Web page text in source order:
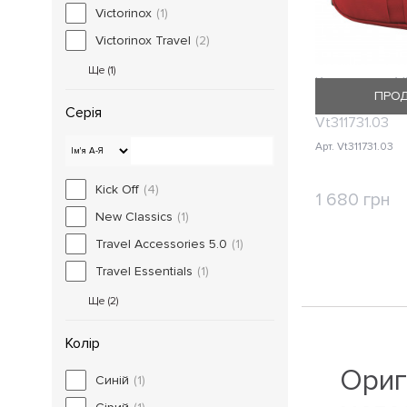
Victorinox (1)
Victorinox Travel (2)
Ще (1)
Серія
Kick Off (4)
New Classics (1)
Travel Accessories 5.0 (1)
Travel Essentials (1)
Ще (2)
Колір
Синій (1)
Косметичка
Vt311731.03
Арт. Vt311731.03
1 680 грн